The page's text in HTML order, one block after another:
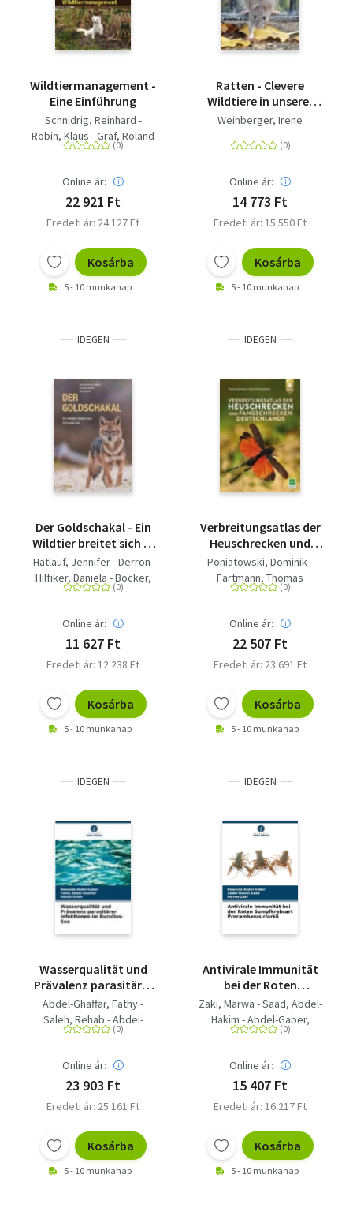
Wildtiermanagement -
Eine Einführung
Schnidrig, Reinhard -
Robin, Klaus - Graf, Roland
F.
Online ár:
22 921 Ft
Eredeti ár: 24 127 Ft
Kosárba
5 - 10 munkanap
Ratten - Clevere
Wildtiere in unserer
Nähe
Weinberger, Irene
Online ár:
14 773 Ft
Eredeti ár: 15 550 Ft
Kosárba
5 - 10 munkanap
IDEGEN
Der Goldschakal - Ein
Wildtier breitet sich in
Europa aus
Hatlauf, Jennifer - Derron-
Hilfiker, Daniela - Böcker,
Felix
Online ár:
11 627 Ft
Eredeti ár: 12 238 Ft
Kosárba
5 - 10 munkanap
IDEGEN
Verbreitungsatlas der
Heuschrecken und
Fangschrecken
Deutschlands -
Ökologie, Verbreitung
heimischen Arten - Mit
83 Artensteckbriefen
und
Verbreitungskarten
Poniatowski, Dominik -
Fartmann, Thomas
Online ár:
22 507 Ft
Eredeti ár: 23 691 Ft
Kosárba
5 - 10 munkanap
IDEGEN
Wasserqualität und
Prävalenz parasitärer
Infektionen im
Burullus-See
Abdel-Ghaffar, Fathy -
Saleh, Rehab - Abdel-
Gaber, Rewaida
Online ár:
23 903 Ft
Eredeti ár: 25 161 Ft
Kosárba
5 - 10 munkanap
IDEGEN
Antivirale Immunität
bei der Roten
Sumpfkrebsart
Procambarus clarkii
Zaki, Marwa - Saad, Abdel-
Hakim - Abdel-Gaber,
Rewaida
Online ár:
15 407 Ft
Eredeti ár: 16 217 Ft
Kosárba
5 - 10 munkanap